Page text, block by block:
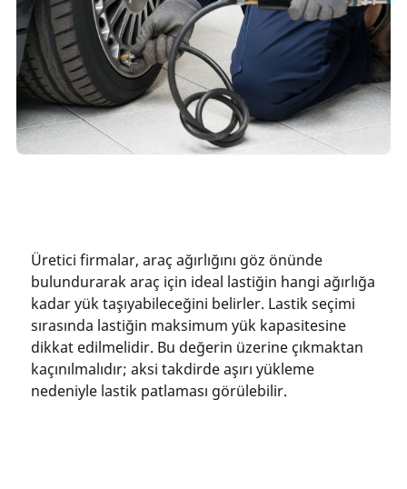
Üretici firmalar, araç ağırlığını göz önünde
bulundurarak araç için ideal lastiğin hangi ağırlığa
kadar yük taşıyabileceğini belirler. Lastik seçimi
sırasında lastiğin maksimum yük kapasitesine
dikkat edilmelidir. Bu değerin üzerine çıkmaktan
kaçınılmalıdır; aksi takdirde aşırı yükleme
nedeniyle lastik patlaması görülebilir.